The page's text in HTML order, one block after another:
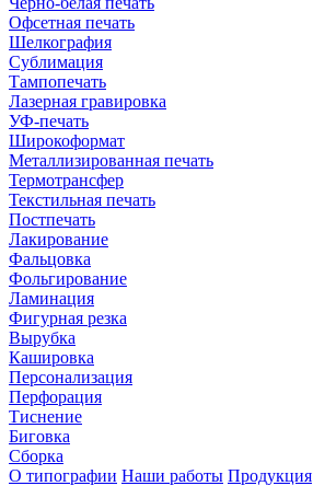
Офсетная печать
Шелкография
Сублимация
Тампопечать
Лазерная гравировка
УФ-печать
Широкоформат
Металлизированная печать
Термотрансфер
Текстильная печать
Постпечать
Лакирование
Фальцовка
Фольгирование
Ламинация
Фигурная резка
Вырубка
Кашировка
Персонализация
Перфорация
Тиснение
Биговка
Сборка
О типографии Наши работы Продукция